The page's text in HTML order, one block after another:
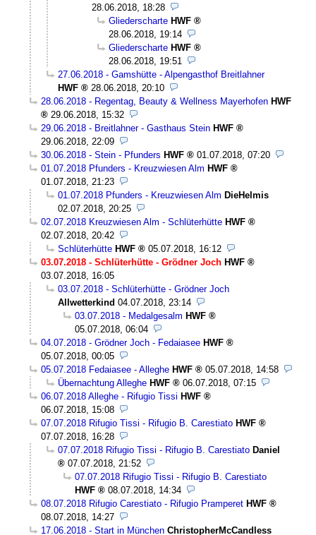
28.06.2018, 18:28
Gliederscharte HWF
28.06.2018, 19:14
Gliederscharte HWF
28.06.2018, 19:51
27.06.2018 - Gamshütte - Alpengasthof Breitlahner
HWF
28.06.2018, 20:10
28.06.2018 - Regentag, Beauty & Wellness Mayerhofen HWF
29.06.2018, 15:32
29.06.2018 - Breitlahner - Gasthaus Stein HWF
29.06.2018, 22:09
30.06.2018 - Stein - Pfunders HWF
01.07.2018, 07:20
01.07.2018 Pfunders - Kreuzwiesen Alm HWF
01.07.2018, 21:23
01.07.2018 Pfunders - Kreuzwiesen Alm DieHelmis
02.07.2018, 20:25
02.07.2018 Kreuzwiesen Alm - Schlüterhütte HWF
02.07.2018, 20:42
Schlüterhütte HWF
05.07.2018, 16:12
03.07.2018 - Schlüterhütte - Grödner Joch HWF
03.07.2018, 16:05
03.07.2018 - Schlüterhütte - Grödner Joch
Allwetterkind 04.07.2018, 23:14
03.07.2018 - Medalgesalm HWF
05.07.2018, 06:04
04.07.2018 - Grödner Joch - Fedaiasee HWF
05.07.2018, 00:05
05.07.2018 Fedaiasee - Alleghe HWF
05.07.2018, 14:58
Übernachtung Alleghe HWF
06.07.2018, 07:15
06.07.2018 Alleghe - Rifugio Tissi HWF
06.07.2018, 15:08
07.07.2018 Rifugio Tissi - Rifugio B. Carestiato HWF
07.07.2018, 16:28
07.07.2018 Rifugio Tissi - Rifugio B. Carestiato Daniel
07.07.2018, 21:52
07.07.2018 Rifugio Tissi - Rifugio B. Carestiato
HWF
08.07.2018, 14:34
08.07.2018 Rifugio Carestiato - Rifugio Pramperet HWF
08.07.2018, 14:27
17.06.2018 - Start in München ChristopherMcCandless